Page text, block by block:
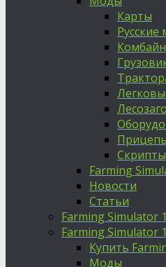
Карты
Русские
Скрипты
Farming
Новости
Статьи
Farming Simulator
Farming Simulator
Купить
Моды